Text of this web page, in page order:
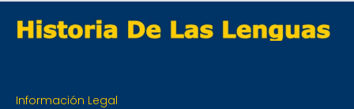
Información Legal